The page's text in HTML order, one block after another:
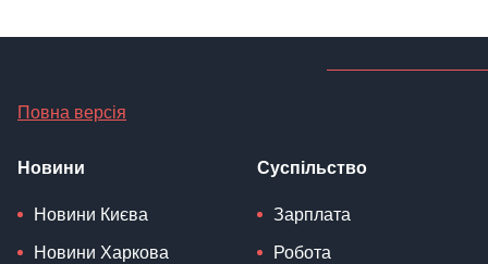
Повна версія
Новини
Новини Києва
Новини Харкова
Суспільство
Зарплата
Робота